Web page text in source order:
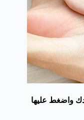
واضغط عليها